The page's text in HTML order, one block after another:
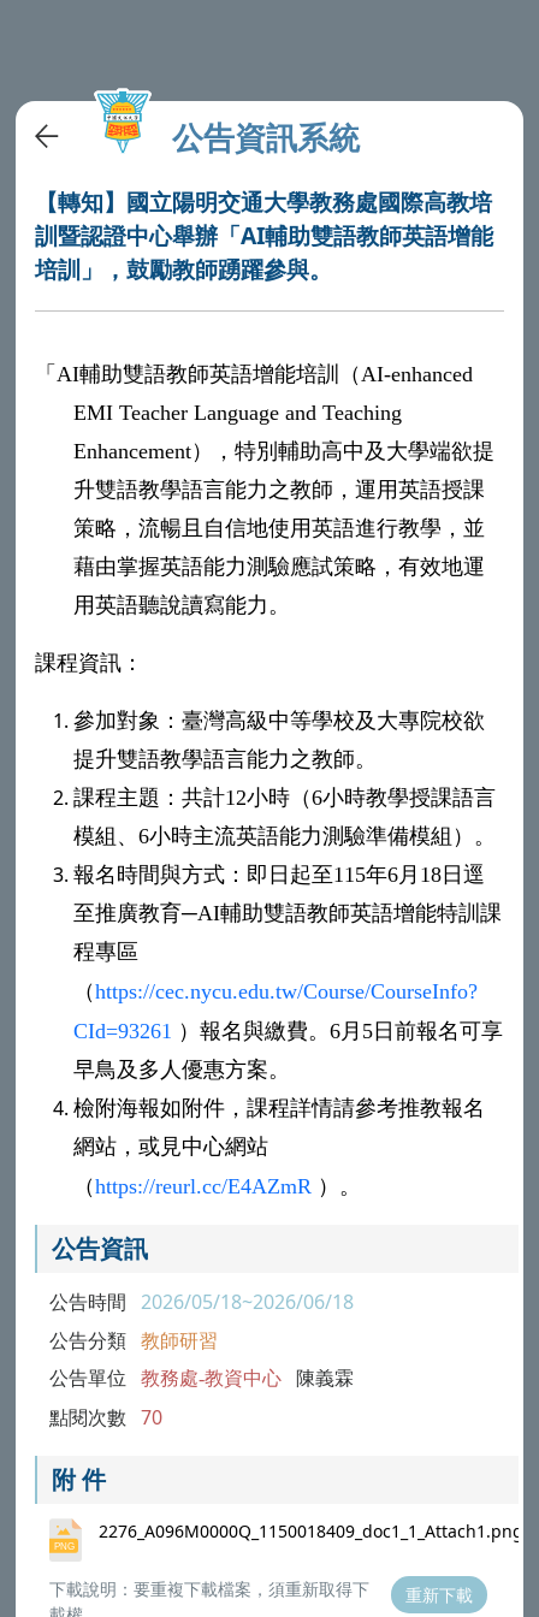
公告資訊系統
【轉知】國立陽明交通大學教務處國際高教培
訓暨認證中心舉辦「AI輔助雙語教師英語增能
培訓」，鼓勵教師踴躍參與。
「 AI輔助雙語教師英語增能培訓（ AI-enhanced
EMI Teacher Language and Teaching
Enhancement），特別輔助高中及大學端欲提
升雙語教學語言能力之教師，運用英語授課
策略，流暢且自信地使用英語進行教學，並
藉由掌握英語能力測驗應試策略，有效地運
用英語聽說讀寫能力。
課程資訊：
參加對象：臺灣高級中等學校及大專院校欲
提升雙語教學語言能力之教師。
課程主題：共計12小時（6小時教學授課語言
模組、6小時主流英語能力測驗準備模組）。
報名時間與方式：即日起至115年6 月 18日逕
至推廣教育─AI輔助雙語教師英語增能特訓課
程專區
（https://cec.nycu.edu.tw/Course/CourseInfo?
CId=93261 ）報名與繳費。6 月 5日前報名可享
早鳥及多人優惠方案。
檢附海報如附件，課程詳情請參考推教報名
網站，或見中心網站
（https://reurl.cc/E4AZmR ）。
公告資訊
公告時間 2026/05/18~2026/06/18
公告分類 教師研習
公告單位 教務處-教資中心 陳義霖
點閱次數 70
附 件
2276_A096M0000Q_1150018409_doc1_1_Attach1.png
下載說明：要重複下載檔案，須重新取得下
重新下載